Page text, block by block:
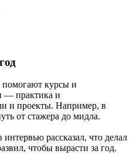
помогают курсы и
— практика и
и проекты. Например, в
от стажера до мидла.
рассказал, что делал
чтобы вырасти за год.